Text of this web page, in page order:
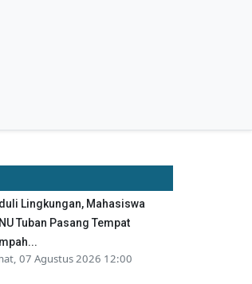
Lingkungan, Mahasiswa
Tuban Pasang Tempat
07 Agustus 2026 12:00